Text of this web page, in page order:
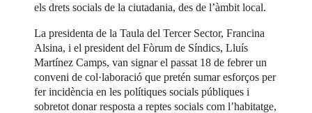
els drets socials de la ciutadania, des de l’àmbit local.
La presidenta de la Taula del Tercer Sector, Francina
Alsina, i el president del Fòrum de Síndics, Lluís
Martínez Camps, van signar el passat 18 de febrer un
conveni de col·laboració que pretén sumar esforços per
fer incidència en les polítiques socials públiques i
sobretot donar resposta a reptes socials com l’habitatge,